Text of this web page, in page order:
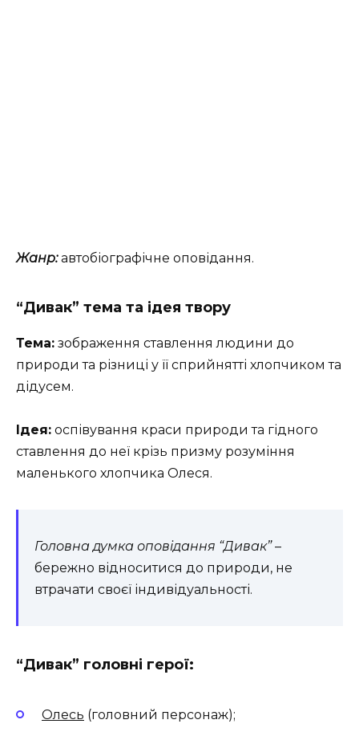
Жанр:автобіографічне оповідання.
“Дивак” тема та ідея твору
Тема: зображення ставлення людини до
природи та різниці у її сприйнятті хлопчиком та
дідусем.
Ідея: оспівування краси природи та гідного
ставлення до неї крізь призму розуміння
маленького хлопчика Олеся.
Головна думка оповідання “Дивак”–
бережно відноситися до природи, не
втрачати своєї індивідуальності.
“Дивак” головні герої:
Олесь (головний персонаж);